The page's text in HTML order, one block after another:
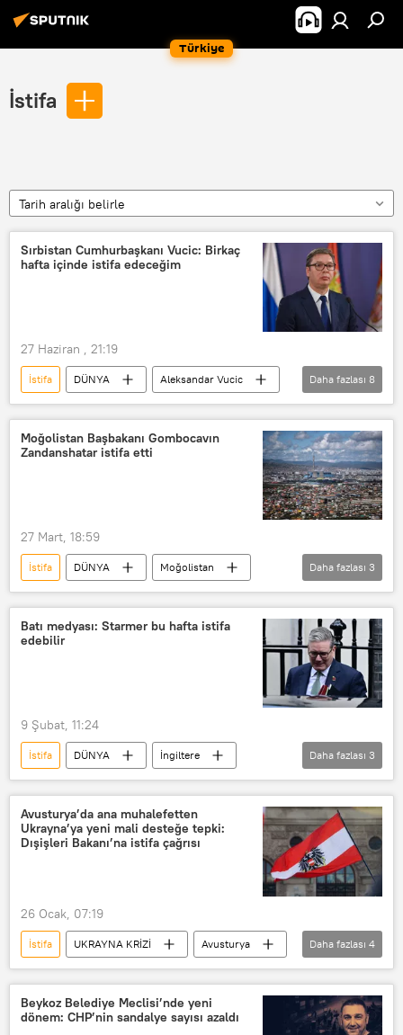
Türkiye
İstifa
Tarih aralığı belirle
Sırbistan Cumhurbaşkanı Vucic: Birkaç
hafta içinde istifa edeceğim
27 Haziran , 21:19
İstifa DÜNYA
Aleksandar Vucic
Sırbistan
Sırp İlerleme Partisi (SNS)
AB
Rusya
Çin
Belgrad
Seçim
Daha fazlası 8
Moğolistan Başbakanı Gombocavın
Zandanshatar istifa etti
27 Mart, 18:59
İstifa DÜNYA
Moğolistan
Başbakan
Parlamento
konsey
Daha fazlası 3
Batı medyası: Starmer bu hafta istifa
edebilir
9 Şubat, 11:24
İstifa DÜNYA
İngiltere
Keir Starmer
Jeffrey Epstein
Peter Mandelson
Daha fazlası 3
Avusturya’da ana muhalefetten
Ukrayna’ya yeni mali desteğe tepki:
Dışişleri Bakanı’na istifa çağrısı
26 Ocak, 07:19
İstifa UKRAYNA KRİZİ
Avusturya
Özgürlük Partisi (Avusturya)
Avusturya Özgürlük Partisi (FPÖ)
Ukrayna
Mali yardım
Daha fazlası 4
Beykoz Belediye Meclisi’nde yeni
dönem: CHP’nin sandalye sayısı azaldı